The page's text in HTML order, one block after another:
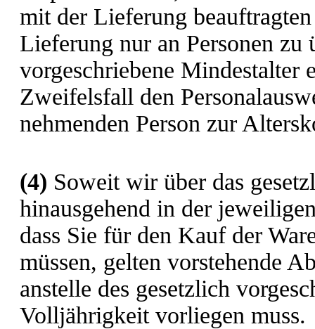
mit der Lieferung
Lieferung nur an Personen zu
vorgeschriebene Mindestalter
Zweifelsfall den
nehmenden Person zur
(4) Soweit wir über das
hinausgehend in der
dass Sie für den Kauf der
müssen, gelten vorstehende
anstelle des gesetzlich
Volljährigkeit vorliegen muss.